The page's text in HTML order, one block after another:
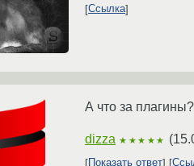
Ссылка
А что за
dizza ★★★★★ (
Показать ответ